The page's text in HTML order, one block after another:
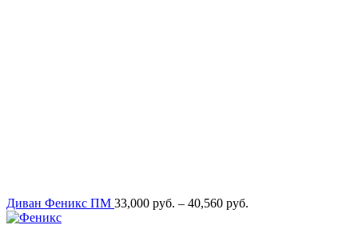
Диван Феникс ПМ 33,000 руб. – 40,560 руб.